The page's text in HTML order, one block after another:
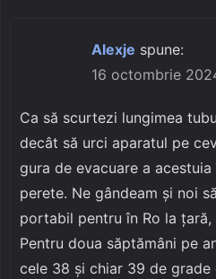
Alexje spune:
16 octombrie
Ca să scurtezi lungimea
decât să urci aparatul pe
gura de evacuare a
perete. Ne gândeam și noi
portabil pentru în Ro la
Pentru doua săptămâni pe
cele 38 și chiar 39 de grade